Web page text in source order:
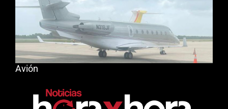
Avión